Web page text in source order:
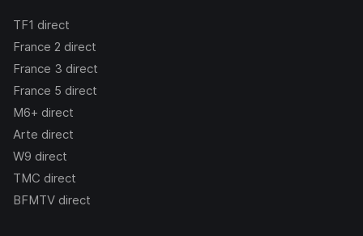
TF1 direct
France 2 direct
France 3 direct
France 5 direct
M6+ direct
Arte direct
W9 direct
TMC direct
BFMTV direct